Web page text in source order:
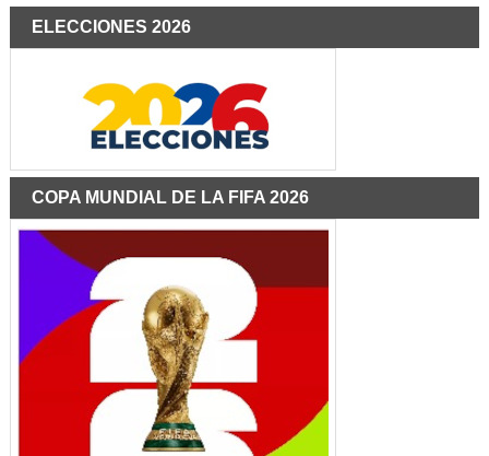
ELECCIONES 2026
COPA MUNDIAL DE LA FIFA 2026